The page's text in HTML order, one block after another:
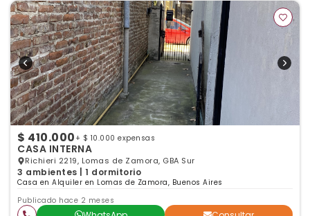
$ 410.000 + $ 10.000 expensas
CASA INTERNA
Richieri 2219, Lomas de Zamora, GBA Sur
3 ambientes | 1 dormitorio
Casa en Alquiler en Lomas de Zamora, Buenos Aires
Publicado hace 2 meses